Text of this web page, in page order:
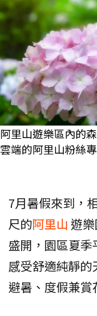
阿里山遊樂區內的
雲端的阿里山粉絲
7月暑假來到，
尺的阿里山 遊
盛開，園區夏
感受舒適純靜
避暑、度假兼賞